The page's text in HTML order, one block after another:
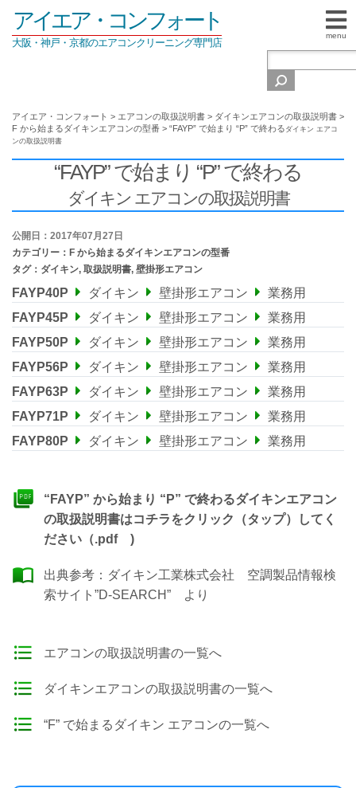
menu
アイエア・コンフォート
大阪・神戸・京都のエアコンクリーニング専門店
アイエア・コンフォート > エアコンの取扱説明書 > ダイキンエアコンの取扱説明書 >
F から始まるダイキンエアコンの型番 > “FAYP” で始まり “P” で終わる ダイキン エアコ
ンの取扱説明書
“FAYP” で始まり “P” で終わる
ダイキン エアコンの取扱説明書
公開日：2017年07月27日
カテゴリー： F から始まるダイキンエアコンの型番
タグ： ダイキン, 取扱説明書, 壁掛形エアコン
FAYP40P ダイキン 壁掛形エアコン
業務用
FAYP45P
ダイキン 壁掛形エアコン
業務用
FAYP50P
ダイキン 壁掛形エアコン
業務用
FAYP56P
ダイキン 壁掛形エアコン
業務用
FAYP63P
ダイキン 壁掛形エアコン
業務用
FAYP71P
ダイキン 壁掛形エアコン
業務用
FAYP80P
ダイキン 壁掛形エアコン 業務用
“FAYP” から始まり “P” で終わるダイキンエアコン
の取扱説明書はコチラをクリック（タップ）してく
ださい（.pdf )
出典参考： ダイキン工業株式会社 空調製品情報検
索サイト”D-SEARCH” より
エアコンの取扱説明書の一覧へ
ダイキンエアコンの取扱説明書の一覧へ
“F” で始まるダイキン エアコンの一覧へ